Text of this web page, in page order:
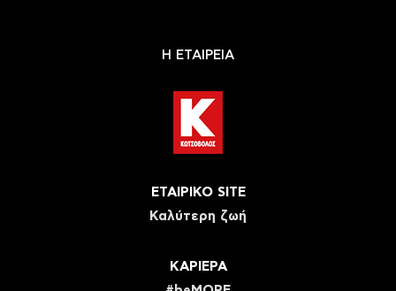
Η ΕΤΑΙΡΕΙΑ
ΕΤΑΙΡΙΚΟ SITE
Καλύτερη ζωή
ΚΑΡΙΕΡΑ